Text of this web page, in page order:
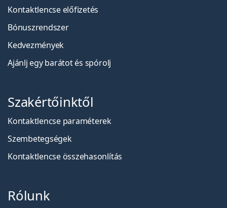
Kontaktlencse előfizetés
Bónuszrendszer
Kedvezmények
Ajánlj egy barátot és spórolj
Szakértőinktől
Kontaktlencse paraméterek
Szembetegségek
Kontaktlencse összehasonlítás
Rólunk